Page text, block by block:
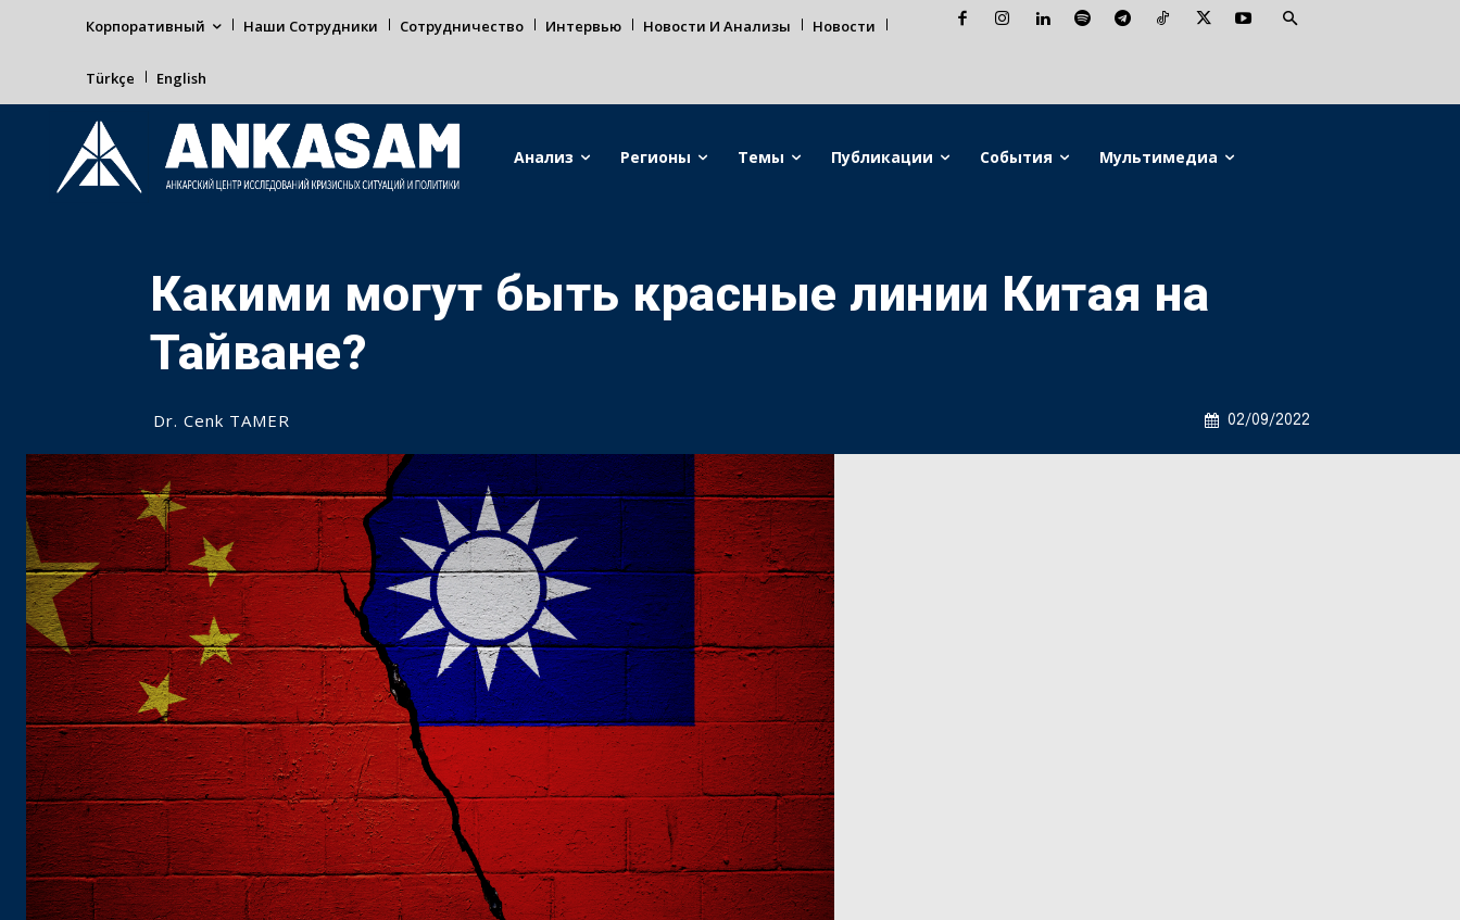
Корпоративный Наши Сотрудники Сотрудничество Интервью Новости И Анализы Новости
Türkçe English
Анализ Регионы Темы Публикации События Мультимедиа
Какими могут быть красные линии Китая на
Тайване?
02/09/2022
Dr. Cenk TAMER